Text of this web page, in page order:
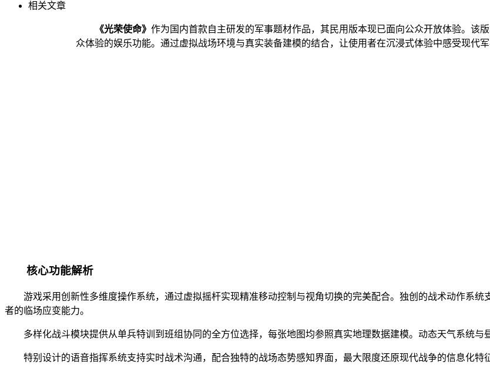
相关文章
《光荣使命》 作为国内首款自主研发的军事题材作品，其民用版本现已面向公众开放体验。该
众体验的娱乐功能。通过虚拟战场环境与真实装备建模的结合，让使用者在沉浸式体验中感受现代军
核心功能解析
游戏采用创新性多维度操作系统，通过虚拟摇杆实现精准移动控制与视角切换的完美配合。独创的战术动作系
者的临场应变能力。
多样化战斗模块提供从单兵特训到班组协同的全方位选择，每张地图均参照真实地理数据建模。动态天气系统与
特别设计的语音指挥系统支持实时战术沟通，配合独特的战场态势感知界面，最大限度还原现代战争的信息化特